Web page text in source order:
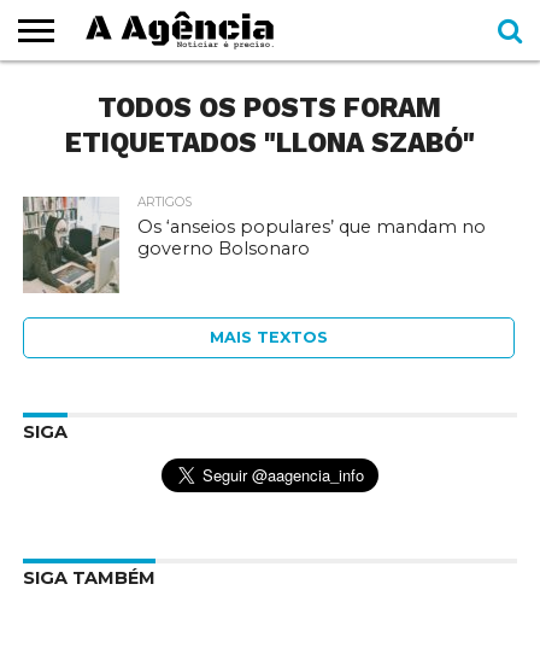
CADERNOS
SEÇÕES
ESPECIAIS
COMO
AJUDAR
CONTATOTODOS OS POSTS FORAM
ETIQUETADOS "LLONA SZABÓ"
ARTIGOS
Os ‘anseios populares’ que mandam no
governo Bolsonaro
MAIS TEXTOS
SIGA
SIGA TAMBÉM